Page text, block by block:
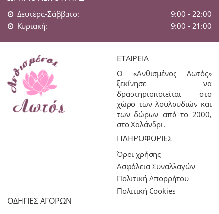
Δευτέρα-Σάββατο:
9:00 - 22:00
Κυριακή:
9:00 - 21:00
ΕΤΑΙΡΕΊΑ
Ο «Ανθισμένος Λωτός»
ξεκίνησε να
δραστηριοποιείται στο
χώρο των λουλουδιών και
των δώρων από το 2000,
στο Χαλάνδρι.
ΠΛΗΡΟΦΟΡΊΕΣ
Όροι χρήσης
Ασφάλεια Συναλλαγών
Πολιτική Απορρήτου
Πολιτική Cookies
ΟΔΗΓΙΕΣ ΑΓΟΡΩΝ